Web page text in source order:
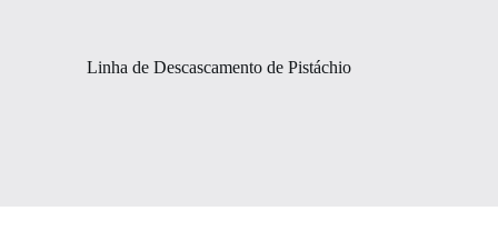
Linha de Descascamento de Pistáchio